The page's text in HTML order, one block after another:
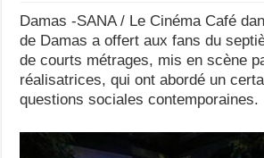
Damas -SANA / Le Cinéma Café
de Damas a offert aux fans du
de courts métrages, mis en scène
réalisatrices, qui ont abordé un
questions sociales contemporaines.